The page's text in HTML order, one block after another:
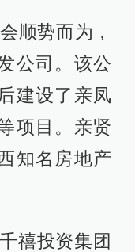
势而为，
公司。该公
建设了亲凤
项目。亲贤
知名房地产
投资集团